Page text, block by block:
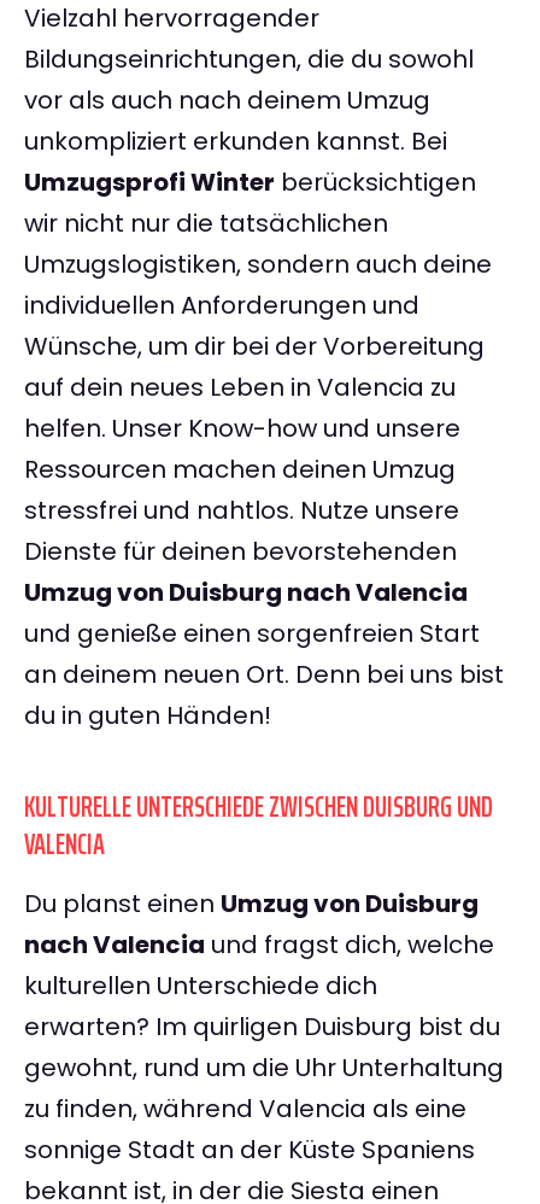
Vielzahl hervorragender
Bildungseinrichtungen, die du sowohl
vor als auch nach deinem Umzug
unkompliziert erkunden kannst. Bei
Umzugsprofi Winter berücksichtigen
wir nicht nur die tatsächlichen
Umzugslogistiken, sondern auch deine
individuellen Anforderungen und
Wünsche, um dir bei der Vorbereitung
auf dein neues Leben in Valencia zu
helfen. Unser Know-how und unsere
Ressourcen machen deinen Umzug
stressfrei und nahtlos. Nutze unsere
Dienste für deinen bevorstehenden
Umzug von Duisburg nach Valencia
und genieße einen sorgenfreien Start
an deinem neuen Ort. Denn bei uns bist
du in guten Händen!
KULTURELLE UNTERSCHIEDE ZWISCHEN DUISBURG UND
VALENCIA
Du planst einen Umzug von Duisburg
nach Valencia und fragst dich, welche
kulturellen Unterschiede dich
erwarten? Im quirligen Duisburg bist du
gewohnt, rund um die Uhr Unterhaltung
zu finden, während Valencia als eine
sonnige Stadt an der Küste Spaniens
bekannt ist, in der die Siesta einen